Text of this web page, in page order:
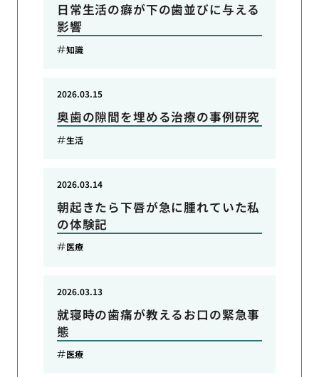
日常生活の癖が下の歯並びに与える
影響
知識
奥歯の隙間を埋める治療の事例研究
2026.03.15
生活
朝起きたら下唇が急に腫れていた私
の体験記
2026.03.14
医療
就寝時の歯痛が教えるお口の緊急事
態
2026.03.13
医療